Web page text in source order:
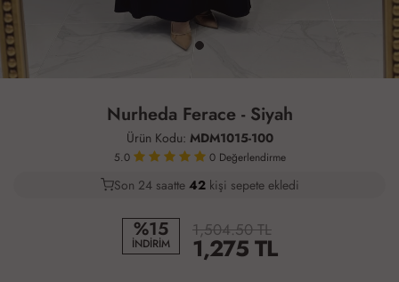
Nurheda Ferace - Siyah
Ürün Kodu: MDM1015-100
5.0 0 Değerlendirme
33
Son 24 saatte 44 kişi sepete ekledi
13
%15
İNDİRİM
1,504.50 TL
1,275TL